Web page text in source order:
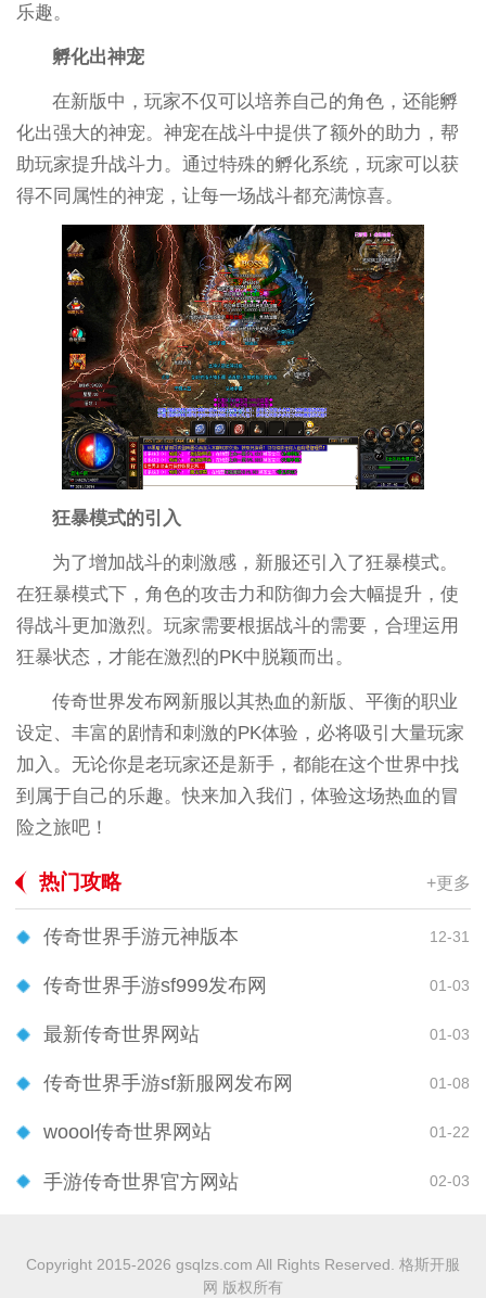
乐趣。
孵化出神宠
在新版中，玩家不仅可以培养自己的角色，还能孵
化出强大的神宠。神宠在战斗中提供了额外的助力，帮
助玩家提升战斗力。通过特殊的孵化系统，玩家可以获
得不同属性的神宠，让每一场战斗都充满惊喜。
狂暴模式的引入
为了增加战斗的刺激感，新服还引入了狂暴模式。
在狂暴模式下，角色的攻击力和防御力会大幅提升，使
得战斗更加激烈。玩家需要根据战斗的需要，合理运用
狂暴状态，才能在激烈的PK中脱颖而出。
传奇世界发布网新服以其热血的新版、平衡的职业
设定、丰富的剧情和刺激的PK体验，必将吸引大量玩家
加入。无论你是老玩家还是新手，都能在这个世界中找
到属于自己的乐趣。快来加入我们，体验这场热血的冒
险之旅吧！
热门攻略 +更多
传奇世界手游元神版本 12-31
传奇世界手游sf999发布网 01-03
最新传奇世界网站 01-03
传奇世界手游sf新服网发布网 01-08
woool传奇世界网站 01-22
手游传奇世界官方网站 02-03
Copyright 2015-2026 gsqlzs.com All Rights Reserved. 格斯开服
网 版权所有